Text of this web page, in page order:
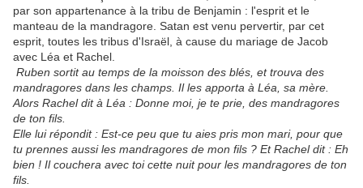
par son appartenance à la tribu de Benjamin : l'esprit et le
manteau de la mandragore. Satan est venu pervertir, par cet
esprit, toutes les tribus d'Israël, à cause du mariage de Jacob
avec Léa et Rachel.
Ruben sortit au temps de la moisson des blés, et trouva des
mandragores dans les champs. Il les apporta à Léa, sa mère.
Alors Rachel dit à Léa : Donne moi, je te prie, des mandragores
de ton fils.
Elle lui répondit : Est-ce peu que tu aies pris mon mari, pour que
tu prennes aussi les mandragores de mon fils ? Et Rachel dit : Eh
bien ! Il couchera avec toi cette nuit pour les mandragores de ton
fils.